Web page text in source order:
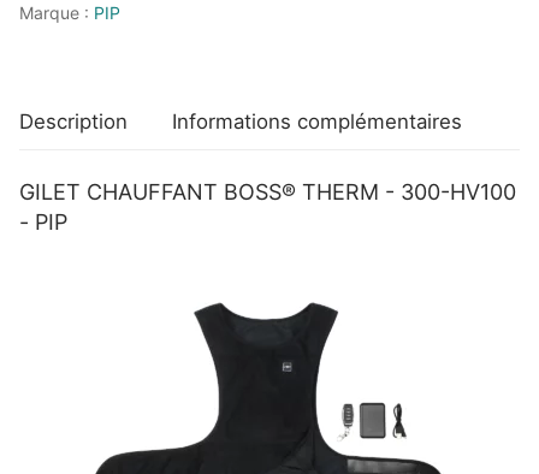
PIP
Marque : PIP
Description Informations complémentaires
GILET CHAUFFANT BOSS® THERM - 300-HV100
- PIP